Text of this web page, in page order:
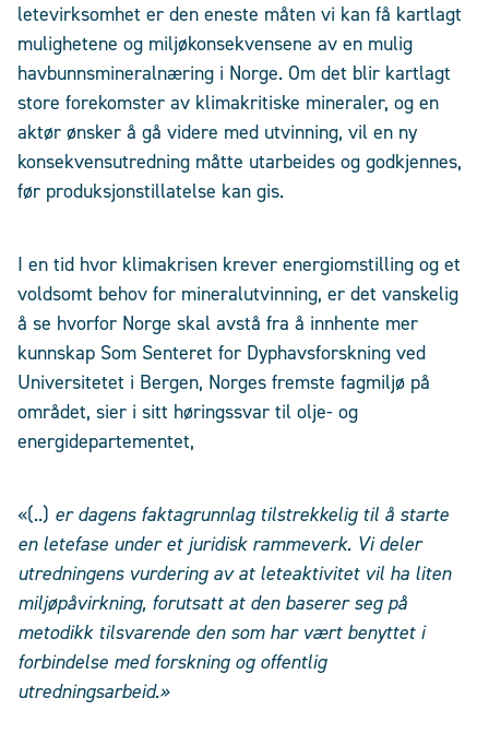
letevirksomhet er den eneste måten vi kan få kartlagt
mulighetene og miljøkonsekvensene av en mulig
havbunnsmineralnæring i Norge. Om det blir kartlagt
store forekomster av klimakritiske mineraler, og en
aktør ønsker å gå videre med utvinning, vil en ny
konsekvensutredning måtte utarbeides og godkjennes,
før produksjonstillatelse kan gis.
I en tid hvor klimakrisen krever energiomstilling og et
voldsomt behov for mineralutvinning, er det vanskelig
å se hvorfor Norge skal avstå fra å innhente mer
kunnskap Som Senteret for Dyphavsforskning ved
Universitetet i Bergen, Norges fremste fagmiljø på
området, sier i sitt høringssvar til olje- og
energidepartementet,
«(..) er dagens faktagrunnlag tilstrekkelig til å starte
en letefase under et juridisk rammeverk. Vi deler
utredningens vurdering av at leteaktivitet vil ha liten
miljøpåvirkning, forutsatt at den baserer seg på
metodikk tilsvarende den som har vært benyttet i
forbindelse med forskning og offentlig
utredningsarbeid.»